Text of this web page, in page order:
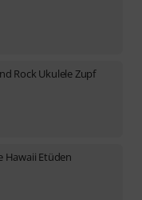
Rock Ukulele Zupf
Hawaii Etüden